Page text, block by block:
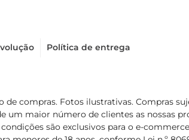
Política de entrega
compras. Fotos ilustrativas. Compras
um maior número de clientes as nossas
são exclusivos para o e-